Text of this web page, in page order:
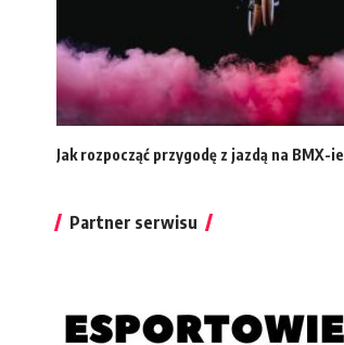
Jak rozpocząć przygodę z jazdą na BMX-ie
Partner serwisu